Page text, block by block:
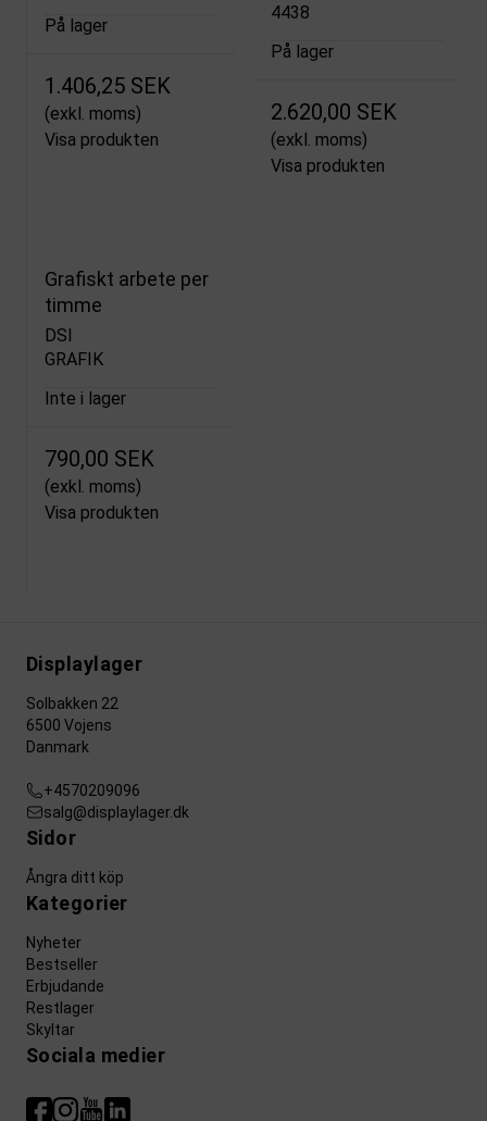
På lager
1.406,25 SEK
(exkl. moms)
Visa produkten
4438
På lager
2.620,00 SEK
(exkl. moms)
Visa produkten
Grafiskt arbete per
timme
DSI
GRAFIK
Inte i lager
790,00 SEK
(exkl. moms)
Visa produkten
Displaylager
Solbakken 22
6500 Vojens
Danmark
+4570209096
salg@displaylager.dk
Sidor
Ångra ditt köp
Kategorier
Nyheter
Bestseller
Erbjudande
Restlager
Skyltar
Sociala medier